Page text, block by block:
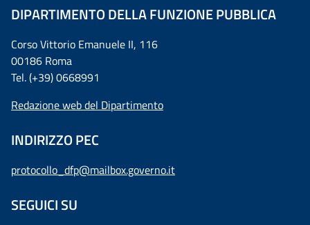
DIPARTIMENTO DELLA FUNZIONE PUBBLICA
Corso Vittorio Emanuele II, 116
00186 Roma
Tel. (+39) 0668991
Redazione web del Dipartimento
INDIRIZZO PEC
protocollo_dfp@mailbox.governo.it
SEGUICI SU